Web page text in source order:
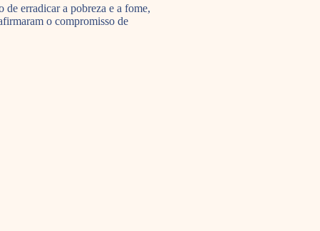
de erradicar a pobreza e a fome,
o compromisso de